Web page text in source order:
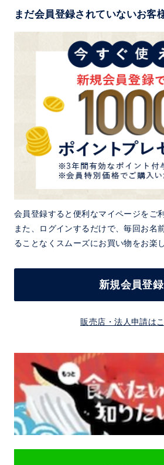
まだ会員登録されていないお客
会員登録すると便利なマイページをご
また、ログインするだけで、毎回お名
ることなくスムーズにお買い物をお楽
新規会員登録
販売店・法人申請は